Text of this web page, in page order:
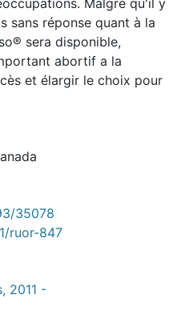
sans réponse quant à la
sera disponible,
abortif a la
et élargir le choix pour
35078
ruor-847
2011 -